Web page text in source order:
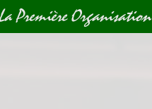
Première